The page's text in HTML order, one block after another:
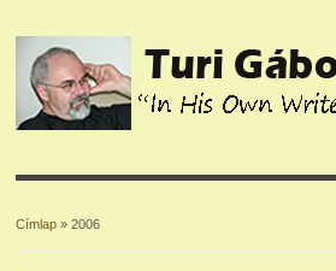
Címlap » 2006